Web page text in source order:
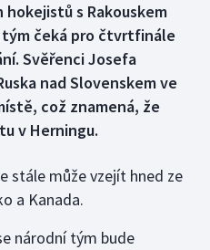
s Rakouskem
čeká pro čtvrtfinále
Svěřenci Josefa
nad Slovenskem ve
což znamená, že
v Herningu.
stále může vzejít hned ze
a Kanada.
národní tým bude